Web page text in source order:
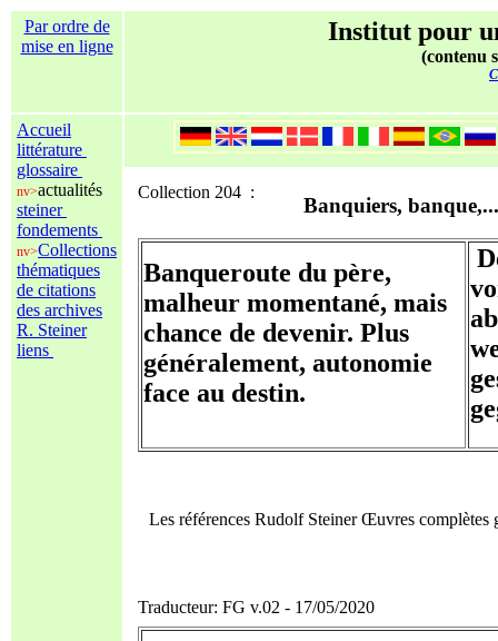
Par ordre de
mise en ligne
Institut pour
(contenu
Accueil
littérature
glossaire
nv>actualités
steiner
fondements
nv>Collections
thématiques
de citations
des archives
R. Steiner
liens
Collection 204 :
Banquiers,
Banqueroute du père,
malheur momentané, mais
chance de devenir. Plus
généralement, autonomie
face au destin.
Les références Rudolf Steiner Œuvres complètes
Traducteur: FG v.02 - 17/05/2020